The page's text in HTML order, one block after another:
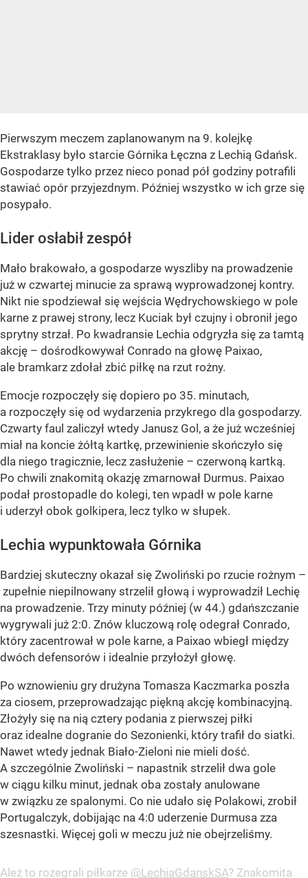
Pierwszym meczem zaplanowanym na 9. kolejkę
Ekstraklasy było starcie Górnika Łęczna z Lechią Gdańsk.
Gospodarze tylko przez nieco ponad pół godziny potrafili
stawiać opór przyjezdnym. Później wszystko w ich grze się
posypało.
Lider osłabił zespół
Mało brakowało, a gospodarze wyszliby na prowadzenie
już w czwartej minucie za sprawą wyprowadzonej kontry.
Nikt nie spodziewał się wejścia Wędrychowskiego w pole
karne z prawej strony, lecz Kuciak był czujny i obronił jego
sprytny strzał. Po kwadransie Lechia odgryzła się za tamtą
akcję – dośrodkowywał Conrado na głowę Paixao,
ale bramkarz zdołał zbić piłkę na rzut rożny.
Emocje rozpoczęły się dopiero po 35. minutach,
a rozpoczęły się od wydarzenia przykrego dla gospodarzy.
Czwarty faul zaliczył wtedy Janusz Gol, a że już wcześniej
miał na koncie żółtą kartkę, przewinienie skończyło się
dla niego tragicznie, lecz zasłużenie – czerwoną kartką.
Po chwili znakomitą okazję zmarnował Durmus. Paixao
podał prostopadle do kolegi, ten wpadł w pole karne
i uderzył obok golkipera, lecz tylko w słupek.
Lechia wypunktowała Górnika
Bardziej skuteczny okazał się Zwoliński po rzucie rożnym –
zupełnie niepilnowany strzelił głową i wyprowadził Lechię
na prowadzenie. Trzy minuty później (w 44.) gdańszczanie
wygrywali już 2:0. Znów kluczową rolę odegrał Conrado,
który zacentrował w pole karne, a Paixao wbiegł między
dwóch defensorów i idealnie przyłożył głowę.
Po wznowieniu gry drużyna Tomasza Kaczmarka poszła
za ciosem, przeprowadzając piękną akcję kombinacyjną.
Złożyły się na nią cztery podania z pierwszej piłki
oraz idealne dogranie do Sezonienki, który trafił do siatki.
Nawet wtedy jednak Biało-Zieloni nie mieli dość.
A szczególnie Zwoliński – napastnik strzelił dwa gole
w ciągu kilku minut, jednak oba zostały anulowane
w związku ze spalonymi. Co nie udało się Polakowi, zrobił
Portugalczyk, dobijając na 4:0 uderzenie Durmusa zza
szesnastki. Więcej goli w meczu już nie obejrzeliśmy.
Ależ to rozegrali piłkarze @LechiaGdanskSA? Znakomita